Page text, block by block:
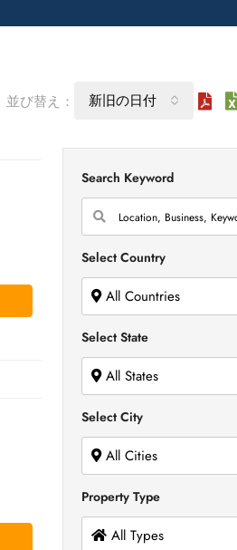
並び替え： 新旧の日付
Search Keyword
Select Country
All Countries
Select State
All States
Select City
All Cities
Property Type
All Types